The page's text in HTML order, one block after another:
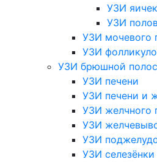
УЗИ яичек
УЗИ
УЗИ мочевого
УЗИ
УЗИ брюшной
УЗИ печени
УЗИ печени и
УЗИ желчного
УЗИ
УЗИ
УЗИ селезёнки